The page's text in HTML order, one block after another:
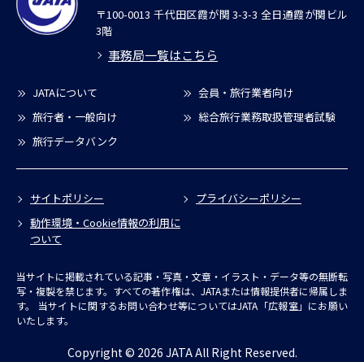
〒100-0013 千代田区霞が関 3-3-3 全日通霞が関ビル
3階
事務局一覧はこちら
JATAについて
会員・旅行業者向け
旅行者・一般向け
総合旅行業務取扱管理者試験
旅行データバンク
サイトポリシー
プライバシーポリシー
動作環境・Cookie情報の利用に
ついて
当サイトに掲載されている記事・写真・文章・イラスト・データ等の無断転
写・複製を禁じます。すべての著作権は、JATAまたは情報提供者に帰属しま
す。
当サイトに関するお問い合わせ等についてはJATA「広報室」にお願い
いたします。
Copyright © 2026 JATA All Right Reserved.